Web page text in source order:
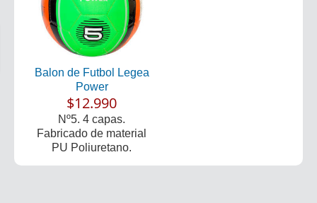
Balon de Futbol Legea
Power
$12.990
Nº5. 4 capas.
Fabricado de material
PU Poliuretano.